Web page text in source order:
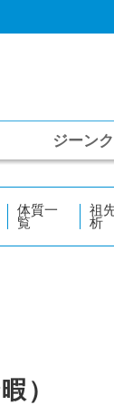
ジーン
体質一
覧
祖
析
）